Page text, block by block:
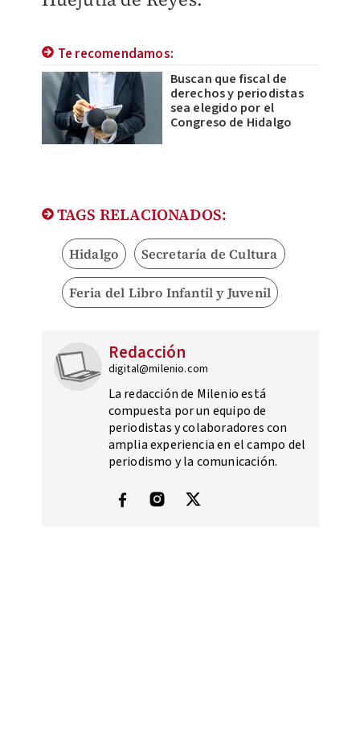
Te recomendamos:
Buscan que fiscal de
derechos y periodistas
sea elegido por el
Congreso de Hidalgo
TAGS RELACIONADOS:
Hidalgo Secretaría de Cultura
Feria del Libro Infantil y Juvenil
Redacción
digital@milenio.com
La redacción de Milenio está
compuesta por un equipo de
periodistas y colaboradores con
amplia experiencia en el campo del
periodismo y la comunicación.